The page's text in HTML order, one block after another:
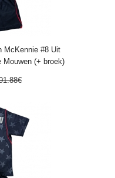
McKennie #8 Uit
Mouwen (+ broek)